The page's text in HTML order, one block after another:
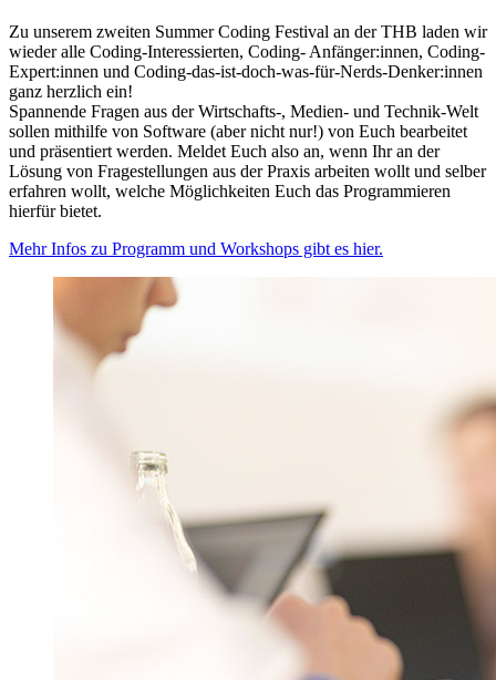
Zu unserem zweiten Summer Coding Festival an der THB laden wir
wieder alle Coding-Interessierten, Coding- Anfänger:innen, Coding-
Expert:innen und Coding-das-ist-doch-was-für-Nerds-Denker:innen
ganz herzlich ein!
Spannende Fragen aus der Wirtschafts-, Medien- und Technik-Welt
sollen mithilfe von Software (aber nicht nur!) von Euch bearbeitet
und präsentiert werden. Meldet Euch also an, wenn Ihr an der
Lösung von Fragestellungen aus der Praxis arbeiten wollt und selber
erfahren wollt, welche Möglichkeiten Euch das Programmieren
hierfür bietet.
Mehr Infos zu Programm und Workshops gibt es hier.